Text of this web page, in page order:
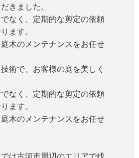
きました。
なく、定期的な剪定の依頼
ます。
木のメンテナンスをお任せ
術で、お客様の庭を美しく
なく、定期的な剪定の依頼
ます。
木のメンテナンスをお任せ